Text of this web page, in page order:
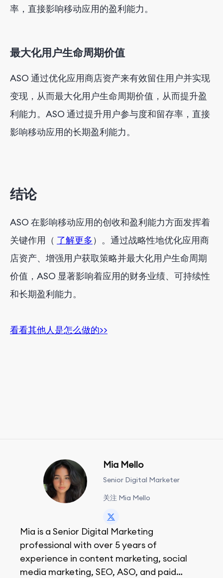
率，直接影响移动应用的盈利能力。
最大化用户生命周期价值
ASO 通过优化应用商店资产来有效留住用户并实现
变现，从而最大化用户生命周期价值，从而提升盈
利能力。ASO 通过提升用户参与度和留存率，直接
影响移动应用的长期盈利能力。
结论
ASO 在影响移动应用的创收和盈利能力方面发挥着
关键作用（ 了解更多 ）。通过战略性地优化应用商
店资产、增强用户获取策略并最大化用户生命周期
价值，ASO 显著影响着应用的财务业绩、可持续性
和长期盈利能力。
看看其他人是怎么做的>>
Mia Mello
Senior Digital Marketer
关注 Mia Mello
Mia is a Senior Digital Marketing
professional with over 5 years of
experience in content marketing, social
media marketing, SEO, ASO, and paid